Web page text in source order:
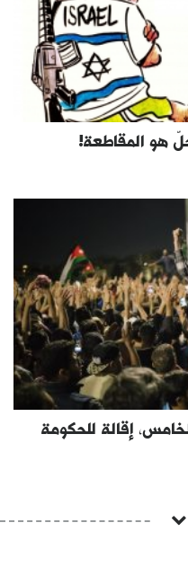
هو المقاطعة!
إقالة للحكومة